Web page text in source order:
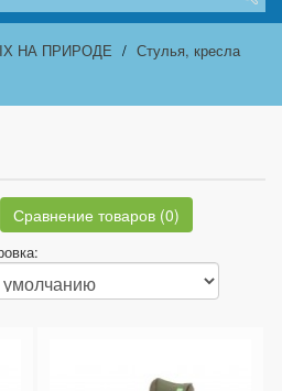
НА ПРИРОДЕ
Стулья, кресла
Сравнение товаров (0)